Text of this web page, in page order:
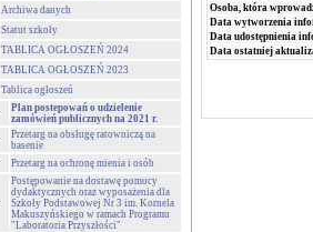
Archiwa danych
Statut szkoły
TABLICA OGŁOSZEŃ 2024
TABLICA OGŁOSZEŃ 2023
Tablica ogłoszeń
Plan postepowań o udzielenie
zamówień publicznych na 2021 r.
Przetarg na obsługę ratowniczą na
basenie
Przetarg na ochronę mienia i osób
Postępowanie na dostawę pomocy
dydaktycznych oraz wyposażenia dla
Szkoły Podstawowej Nr 3 im. Kornela
Makuszyńskiego w ramach Programu
"Laboratoria Przyszłości"
Osoba, która
Data wytworzenia
Data udostępnienia
Data ostatniej